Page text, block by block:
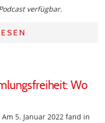
verfügbar.
Wo
Am 5. Januar 2022 fand in